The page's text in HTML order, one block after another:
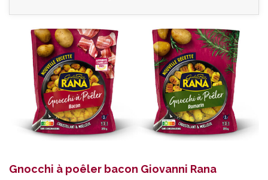
Gnocchi à poêler bacon Giovanni Rana